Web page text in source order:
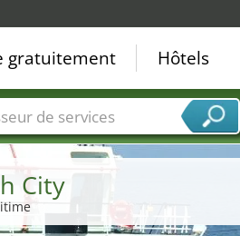
City
gratuitement Hôtels
de services